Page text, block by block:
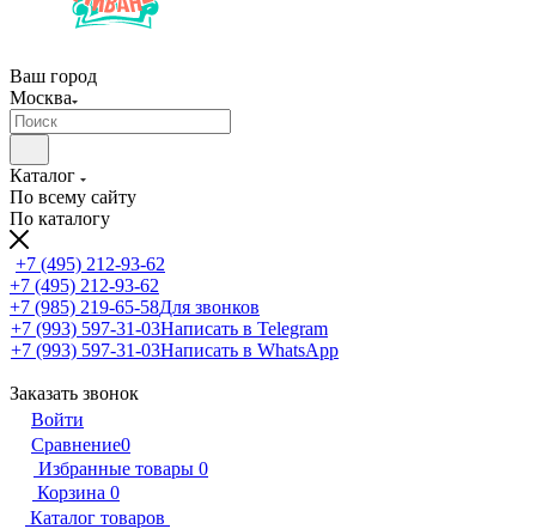
Ваш город
Москва
Каталог
По всему сайту
По каталогу
+7 (495) 212-93-62
+7 (495) 212-93-62
+7 (985) 219-65-58Для звонков
+7 (993) 597-31-03Написать в Telegram
+7 (993) 597-31-03Написать в WhatsApp
Заказать звонок
Войти
Сравнение0
Избранные товары 0
Корзина 0
Каталог товаров